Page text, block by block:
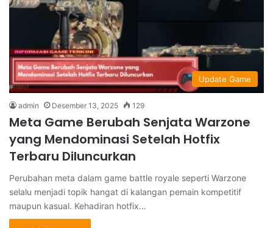
Update Game
admin Desember 13, 2025 129
Meta Game Berubah Senjata Warzone
yang Mendominasi Setelah Hotfix
Terbaru Diluncurkan
Perubahan meta dalam game battle royale seperti Warzone
selalu menjadi topik hangat di kalangan pemain kompetitif
maupun kasual. Kehadiran hotfix…